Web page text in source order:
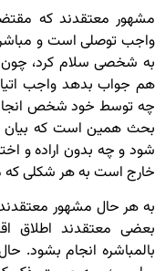
مشهور معتقدند که
واجب توصلی است و
به شخصی سلام کرد،
هم جواب بدهد واجب
چه توسط خود شخص
بحث همین است که بیان
شود و چه بدون اراده و
خارج است به هر شکلی
به هر حال مشهور
بعضی معتقدند اطلاق
بالمباشره انجام بشود.